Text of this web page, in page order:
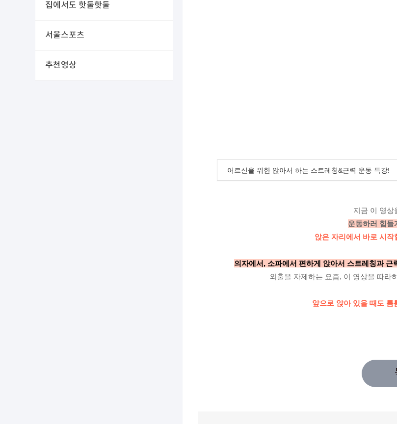
집에서도 핫둘핫둘
서울스포츠
추천영상
어르신을 위한 앉아서 하는 스트레칭&근력 운동 특강!
지금 이 영상
운동하러 힘들
앉은 자리에서 바로 시
의자에서, 소파에서 편하게 앉아서 스트레칭과 근
외출을 자제하는 요즘, 이 영상을 따라
앞으로 앉아 있을 때도